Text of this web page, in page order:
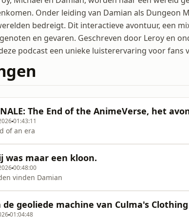
Onder leiding van Damian als Dungeon
bedreigt. Dit interactieve avontuur, een
en gevaren. Geschreven door Leroy en
podcast een unieke luisterervaring voor fans
The End of the AnimeVerse, het
01:43:11
of an era
was maar een kloon.
00:48:00
vinden Damian
de geoliede machine van Culma's
01:04:48